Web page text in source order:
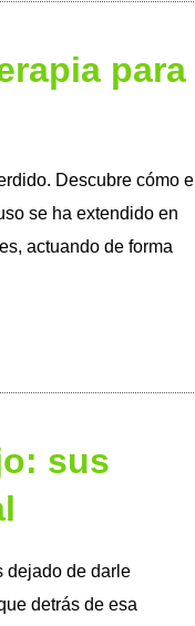
para
Descubre cómo el
se ha extendido en
actuando de forma
sus
dejado de darle
detrás de esa